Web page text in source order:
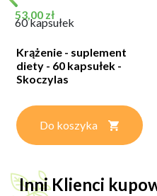
Cena
53,00 zł
60 kapsułek
Krążenie - suplement
diety - 60 kapsułek -
Skoczylas
Do koszyka
Inni Klienci